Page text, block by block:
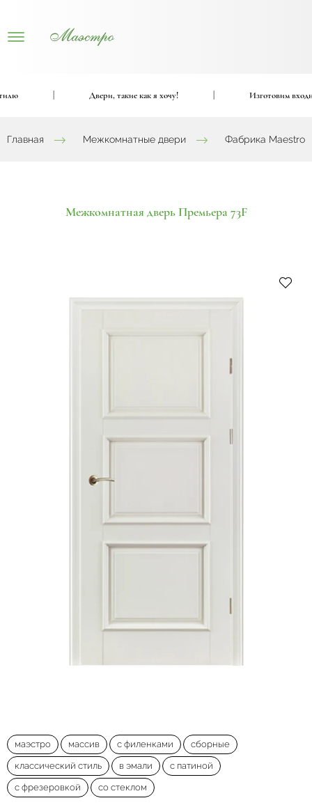
Двери, такие как я хочу! Изготовим
Главная Межкомнатные двери Фабрика Maestro
Межкомнатная дверь Премьера 73F
маэстро массив с филенками сборные
классический стиль в эмали с патиной
с фрезеровкой со стеклом